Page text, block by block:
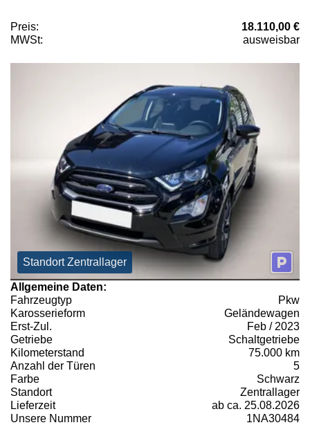
Preis:
18.110,00 €
MWSt:
ausweisbar
Standort Zentrallager
Allgemeine Daten:
Fahrzeugtyp
Pkw
Karosserieform
Geländewagen
Erst-Zul.
Feb / 2023
Getriebe
Schaltgetriebe
Kilometerstand
75.000 km
Anzahl der Türen
5
Farbe
Schwarz
Standort
Zentrallager
Lieferzeit
ab ca. 25.08.2026
Unsere Nummer
1NA30484